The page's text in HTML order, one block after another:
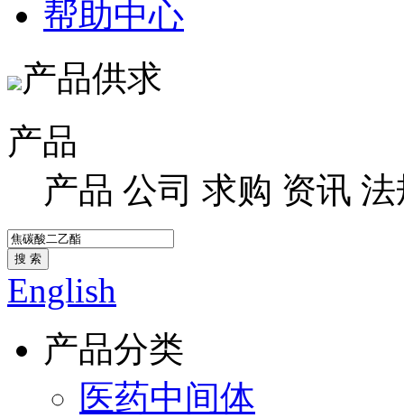
帮助中心
产品供求
产品
产品 公司 求购 资讯 法
搜 索
English
产品分类
医药中间体